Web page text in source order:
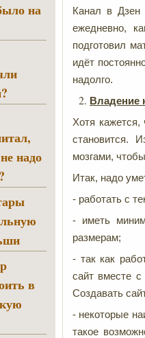
Канал в Дзен
ежедневно,
подготовил
идёт
надолго.
Владение
Хотя кажется,
становится.
мозгами,
Итак, надо
- работать с
- иметь
размерам;
- так как
сайт вместе с
Создавать
- некоторые
такое
на
надо
в